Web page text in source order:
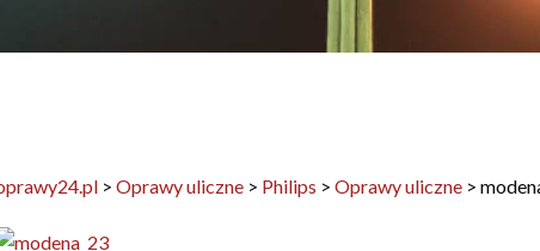
> Oprawy uliczne > Philips > Oprawy uliczne >